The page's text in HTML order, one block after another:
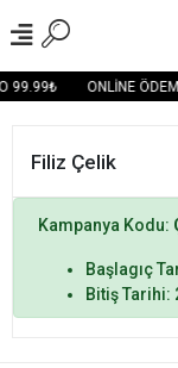
99.99₺ ONLİNE
Filiz Çelik
Kampanya Kodu:
Başlagıç
Bitiş Tarihi: